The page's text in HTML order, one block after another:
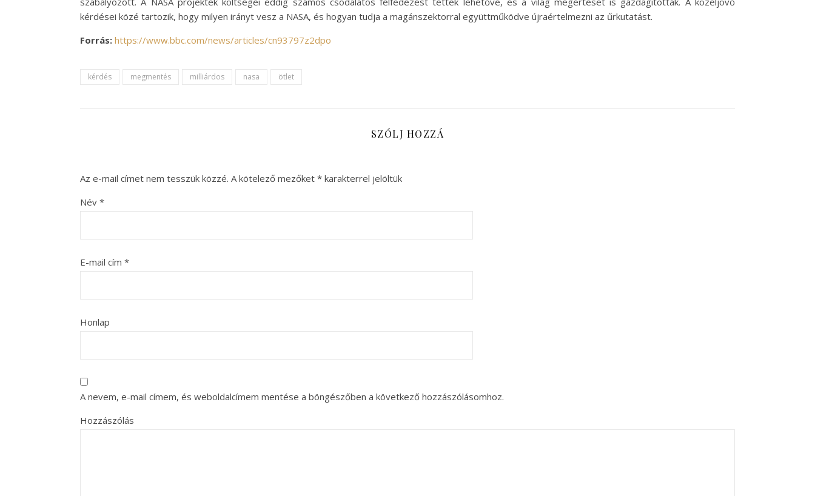
kérdései közé tartozik, hogy milyen irányt vesz a NASA, és hogyan tudja a magánszektorral együttműködve újraértelmezni az űrkutatást.
Forrás: https://www.bbc.com/news/articles/cn93797z2dpo
kérdés megmentés milliárdos nasa ötlet
SZÓLJ HOZZÁ
Az e-mail címet nem tesszük közzé. A kötelező mezőket * karakterrel jelöltük
Név *
E-mail cím *
Honlap
A nevem, e-mail címem, és weboldalcímem mentése a böngészőben a következő hozzászólásomhoz.
Hozzászólás